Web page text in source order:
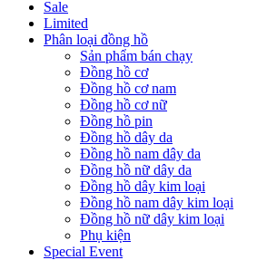
Sale
Limited
Phân loại đồng hồ
Sản phẩm bán chạy
Đồng hồ cơ
Đồng hồ cơ nam
Đồng hồ cơ nữ
Đồng hồ pin
Đồng hồ dây da
Đồng hồ nam dây da
Đồng hồ nữ dây da
Đồng hồ dây kim loại
Đồng hồ nam dây kim loại
Đồng hồ nữ dây kim loại
Phụ kiện
Special Event